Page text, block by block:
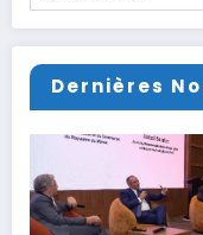
Dernières